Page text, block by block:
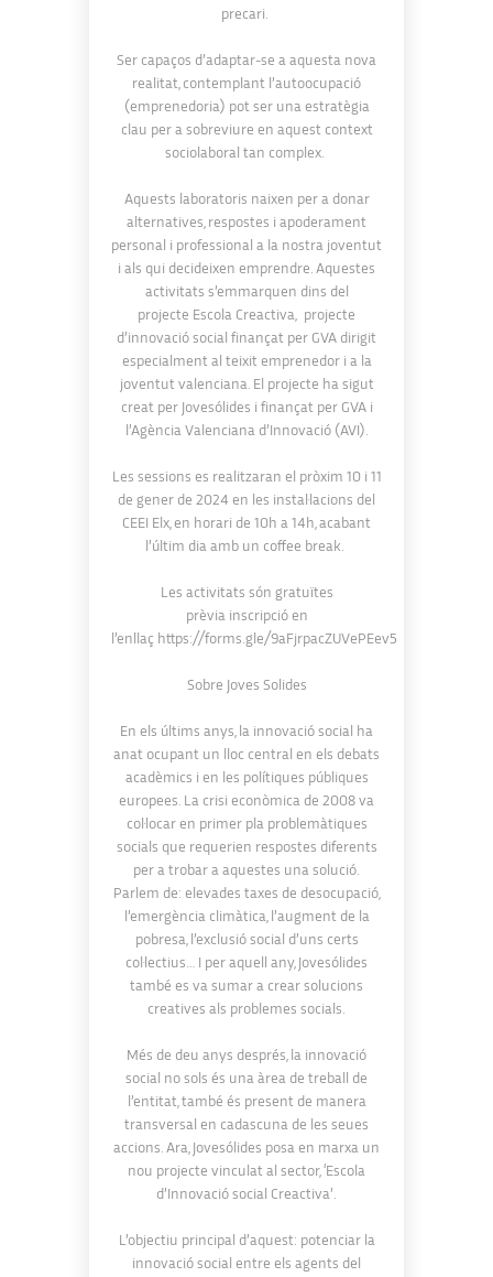
precari.
Ser capaços d’adaptar-se a aquesta nova
realitat, contemplant l’autoocupació
(emprenedoria) pot ser una estratègia
clau per a sobreviure en aquest context
sociolaboral tan complex.
Aquests laboratoris naixen per a donar
alternatives, respostes i apoderament
personal i professional a la nostra joventut
i als qui decideixen emprendre. Aquestes
activitats s’emmarquen dins del
projecte Escola Creactiva, projecte
d’innovació social finançat per GVA dirigit
especialment al teixit emprenedor i a la
joventut valenciana. El projecte ha sigut
creat per Jovesólides i finançat per GVA i
l’Agència Valenciana d’Innovació (AVI).
Les sessions es realitzaran el pròxim 10 i 11
de gener de 2024 en les instal·lacions del
CEEI Elx, en horari de 10h a 14h, acabant
l’últim dia amb un coffee break.
Les activitats són gratuïtes
prèvia inscripció en
l’enllaç https://forms.gle/9aFjrpacZUVePEev5
Sobre Joves Solides
En els últims anys, la innovació social ha
anat ocupant un lloc central en els debats
acadèmics i en les polítiques públiques
europees. La crisi econòmica de 2008 va
col·locar en primer pla problemàtiques
socials que requerien respostes diferents
per a trobar a aquestes una solució.
Parlem de: elevades taxes de desocupació,
l’emergència climàtica, l’augment de la
pobresa, l’exclusió social d’uns certs
col·lectius… I per aquell any, Jovesólides
també es va sumar a crear solucions
creatives als problemes socials.
Més de deu anys després, la innovació
social no sols és una àrea de treball de
l’entitat, també és present de manera
transversal en cadascuna de les seues
accions. Ara, Jovesólides posa en marxa un
nou projecte vinculat al sector, ‘Escola
d’Innovació social Creactiva’.
L’objectiu principal d’aquest: potenciar la
innovació social entre els agents del